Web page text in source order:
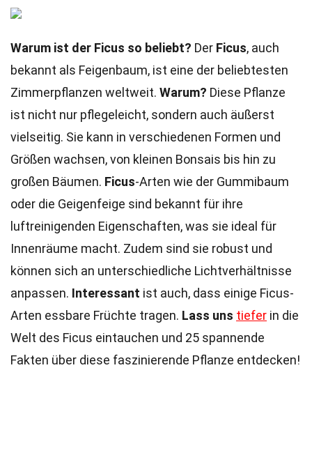
Warum ist der Ficus so beliebt? Der Ficus, auch
bekannt als Feigenbaum, ist eine der beliebtesten
Zimmerpflanzen weltweit. Warum? Diese Pflanze
ist nicht nur pflegeleicht, sondern auch äußerst
vielseitig. Sie kann in verschiedenen Formen und
Größen wachsen, von kleinen Bonsais bis hin zu
großen Bäumen. Ficus-Arten wie der Gummibaum
oder die Geigenfeige sind bekannt für ihre
luftreinigenden Eigenschaften, was sie ideal für
Innenräume macht. Zudem sind sie robust und
können sich an unterschiedliche Lichtverhältnisse
anpassen. Interessant ist auch, dass einige Ficus-
Arten essbare Früchte tragen. Lass uns tiefer in die
Welt des Ficus eintauchen und 25 spannende
Fakten über diese faszinierende Pflanze entdecken!